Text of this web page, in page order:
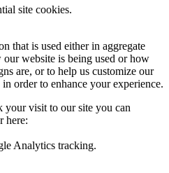
site cookies.
that is used either in aggregate
website is being used or how
are, or to help us customize our
order to enhance your experience.
visit to our site you can
here:
Analytics tracking.